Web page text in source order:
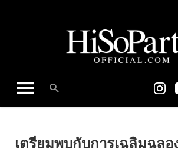
เตรียมพบกับการเฉลิมฉล